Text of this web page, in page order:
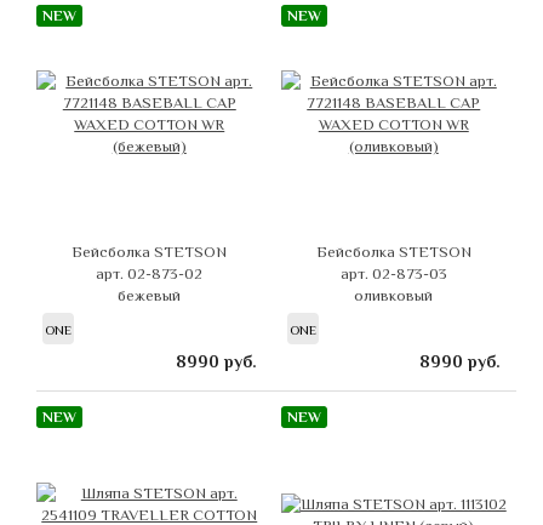
NEW
Бейсболка STETSON
арт. 02-873-02
бежевый
ONE
8990 руб.
NEW
Бейсболка STETSON
арт. 02-873-03
оливковый
ONE
8990 руб.
NEW NEW